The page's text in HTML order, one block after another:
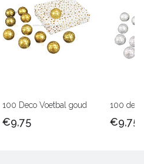
100 Deco Voetbal goud
€9,75
100
€9,75